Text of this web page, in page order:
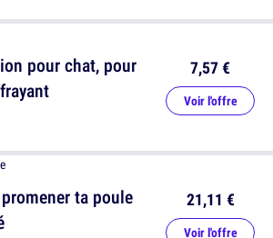
pour chat, pour
7,57 €
Voir l'offre
ta poule
21,11 €
Voir l'offre